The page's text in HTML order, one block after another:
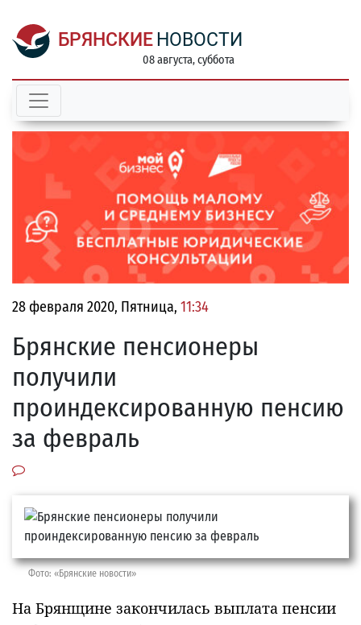
БРЯНСКИЕ НОВОСТИ
08 августа, суббота
28 февраля 2020, Пятница, 11:34
Брянские пенсионеры
получили
проиндексированную пенсию
за февраль
Фото: «Брянские новости»
На Брянщине закончилась выплата пенсии